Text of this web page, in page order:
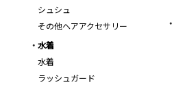
シュシュ
その他ヘアアクセサリー
水着
水着
ラッシュガード